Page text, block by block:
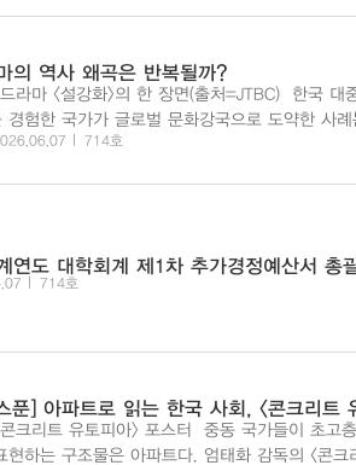
의 역사 왜곡은 반복될까?
>의 한 장면(출처=JTBC) 한국 대중문화는 현재 국제 사회에서 특수한 위치에 있다. 식
경험한 국가가 글로벌 문화강국으로 도약한 사
독특한 위치를 어떻게 소화할지는 한국 사회에
714호
연도 대학회계 제1차 추가경정예산서 총
714호
푼] 아파트로 읽는 한국 사회, <콘크리트
포스터 중동 국가들이 초고층 빌딩으로 근대화를 상징해 왔다면, 한국의 도시를
현하는 구조물은 아파트다. 엄태화 감독의 〈콘